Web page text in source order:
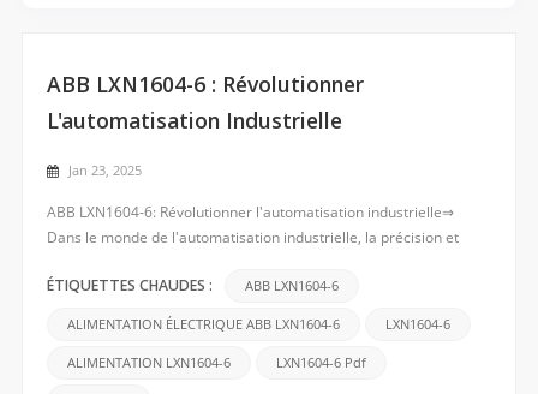
Chercher
ABB LXN1604-6 : Révolutionner
L'automatisation Industrielle
Jan 23, 2025
ABB LXN1604-6: Révolutionner l'automatisation industrielle⇒
Dans le monde de l'automatisation industrielle, la précision et
comme une composante fiable et haute performance conçue pour
répondre aux exigences rigoureuses des processus ind...
ÉTIQUETTES CHAUDES : ABB LXN1604-6
ALIMENTATION ÉLECTRIQUE ABB LXN1604-6 LXN1604-6
ALIMENTATION LXN1604-6 LXN1604-6 Pdf